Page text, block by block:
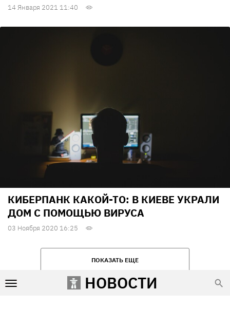
НОВОСТИ
14 Января 2021 11:40
КИБЕРПАНК КАКОЙ-ТО: В КИЕВЕ УКРАЛИ
ДОМ С ПОМОЩЬЮ ВИРУСА
03 Ноября 2020 16:25
ПОКАЗАТЬ ЕЩЕ